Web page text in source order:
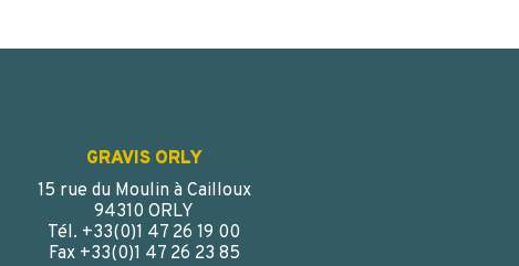
GRAVIS ORLY
15 rue du Moulin à Cailloux
94310 ORLY
Tél. +33(0)1 47 26 19 00
Fax +33(0)1 47 26 23 85